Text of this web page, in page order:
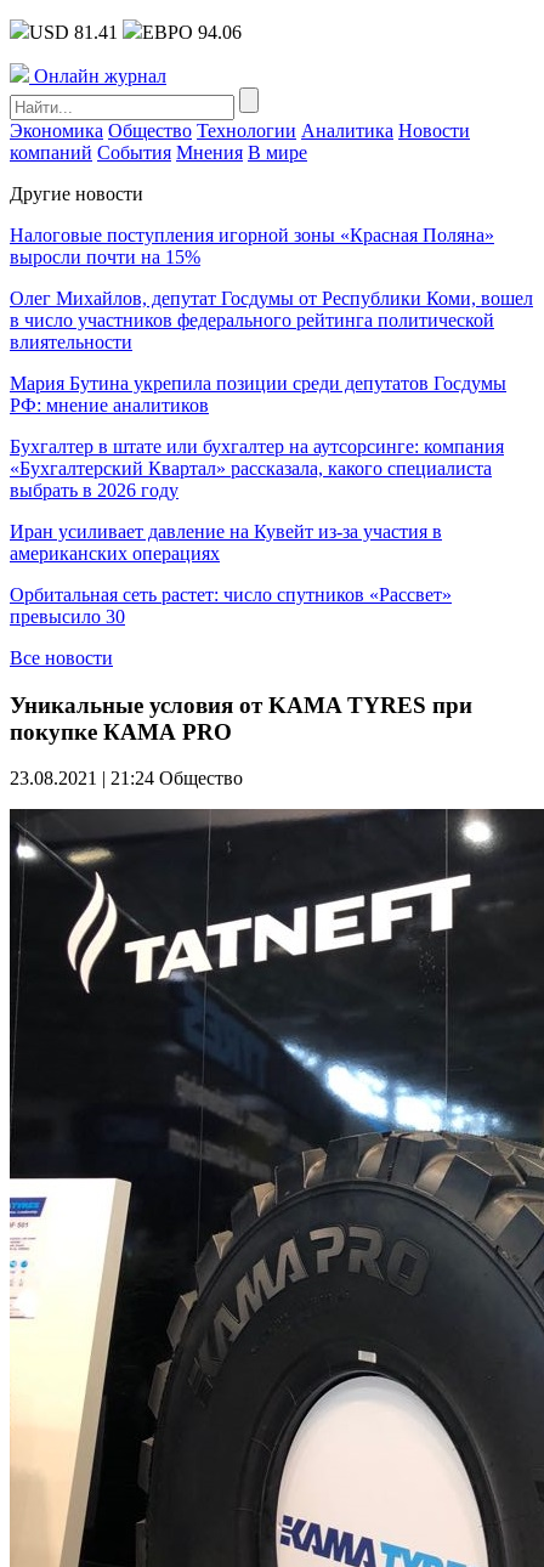
USD 81.41 ЕВРО 94.06
Онлайн журнал
Экономика Общество Технологии Аналитика Новости
компаний События Мнения В мире
Другие новости
Налоговые поступления игорной зоны «Красная Поляна»
выросли почти на 15%
Олег Михайлов, депутат Госдумы от Республики Коми, вошел
в число участников федерального рейтинга политической
влиятельности
Мария Бутина укрепила позиции среди депутатов Госдумы
РФ: мнение аналитиков
Бухгалтер в штате или бухгалтер на аутсорсинге: компания
«Бухгалтерский Квартал» рассказала, какого специалиста
выбрать в 2026 году
Иран усиливает давление на Кувейт из-за участия в
американских операциях
Орбитальная сеть растет: число спутников «Рассвет»
превысило 30
Все новости
Уникальные условия от KAMA TYRES при
покупке КАМА PRO
23.08.2021 | 21:24 Общество